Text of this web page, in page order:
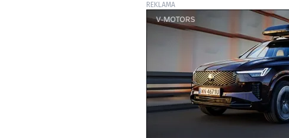
REKLAMA